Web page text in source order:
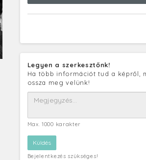
Legyen a szerkesztőnk!
Ha több információt tud a képről,
ossza meg velünk!
Max. 1000 karakter
Bejelentkezés szükséges!